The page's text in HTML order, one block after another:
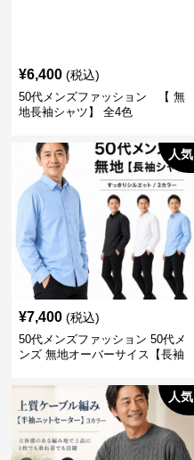
¥6,400 (税込)
50代メンズファッション 【 無
地長袖シャツ】 全4色
人気
¥7,400 (税込)
50代メンズファッション 50代メ
ンズ 無地オーバーサイス【長袖
人気